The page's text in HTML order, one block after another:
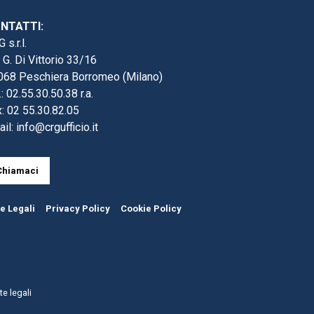
s.r.l.
G. Di Vittorio 33/16
Peschiera Borromeo (Milano)
02.55.30.50.38 r.a.
02 55.30.82.05
info@crgufficio.it
Legali Privacy Policy Cookie Policy
legali